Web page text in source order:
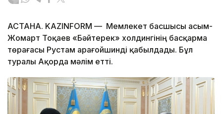
АСТАНА. KAZINFORM — Мемлекет басшысы Қасым-
Жомарт Тоқаев «Бәйтерек» холдингінің басқарма
төрағасы Рустам Қарағойшинді қабылдады. Бұл
туралы Ақорда мәлім етті.